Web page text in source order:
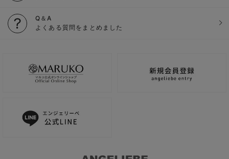
Q＆A
よくある質問をまとめました